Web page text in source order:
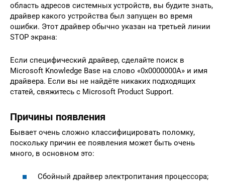
область адресов системных устройств, вы будите знать,
драйвер какого устройства был запущен во время
ошибки. Этот драйвер обычно указан на третьей линии
STOP экрана:
Если специфический драйвер, сделайте поиск в
Microsoft Knowledge Base на слово «0x0000000A» и имя
драйвера. Если вы не найдёте никаких подходящих
статей, свяжитесь с Microsoft Product Support.
Причины появления
Бывает очень сложно классифицировать поломку,
поскольку причин ее появления может быть очень
много, в основном это:
Сбойный драйвер электропитания процессора;